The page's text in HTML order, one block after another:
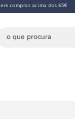
acima dos 65€